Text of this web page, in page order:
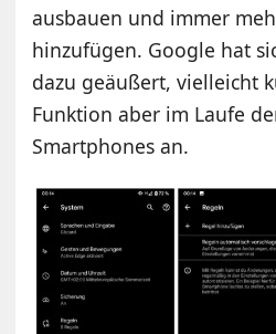
ausbauen und immer
hinzufügen. Google hat
dazu geäußert, vielleicht
Funktion aber im Laufe
Smartphones an.